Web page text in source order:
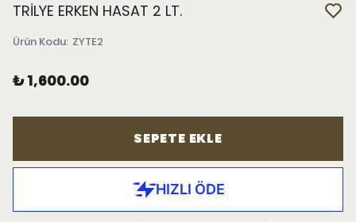
TRİLYE ERKEN HASAT 2 LT.
Ürün Kodu: ZYTE2
₺ 1,600.00
SEPETE EKLE